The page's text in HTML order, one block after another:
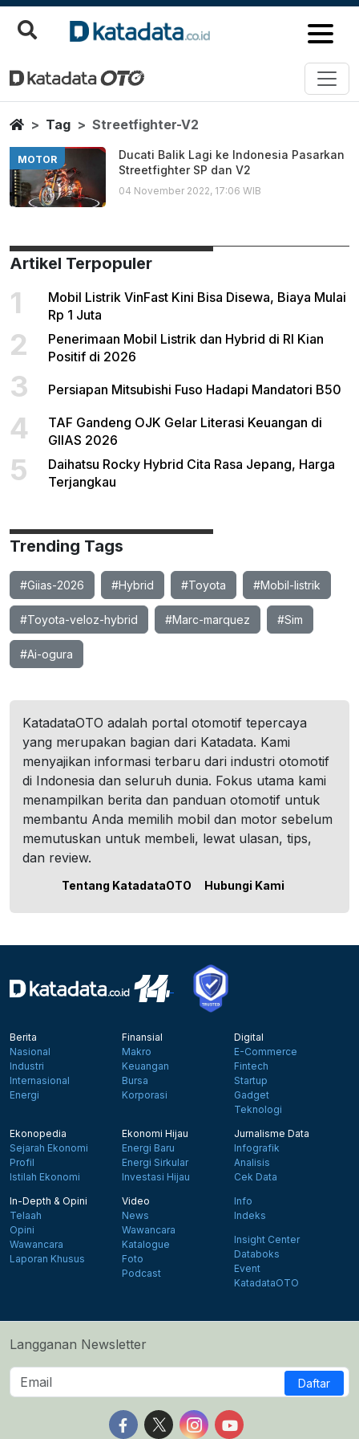
Streetfighter V2
Berita Terbaru
HomeTag Streetfighter-V2
MOTOR
Ducati Balik Lagi ke Indonesia Pasarkan
Streetfighter SP dan V2
04 November 2022, 17:06 WIB
Artikel Terpopuler
1
Mobil Listrik VinFast Kini Bisa Disewa, Biaya Mulai
Rp 1 Juta
2
Penerimaan Mobil Listrik dan Hybrid di RI Kian
Positif di 2026
3 Persiapan Mitsubishi Fuso Hadapi Mandatori B50
4
TAF Gandeng OJK Gelar Literasi Keuangan di
GIIAS 2026
5
Daihatsu Rocky Hybrid Cita Rasa Jepang, Harga
Terjangkau
Trending Tags
#Giias-2026 #Hybrid #Toyota #Mobil-listrik
#Toyota-veloz-hybrid #Marc-marquez #Sim
#Ai-ogura
KatadataOTO adalah portal otomotif tepercaya
yang merupakan bagian dari Katadata. Kami
menyajikan informasi terbaru dari industri otomotif
di Indonesia dan seluruh dunia. Fokus utama kami
menampilkan berita dan panduan otomotif untuk
membantu Anda memilih mobil dan motor sebelum
memutuskan untuk membeli, lewat ulasan, tips,
dan review.
Tentang KatadataOTO Hubungi Kami
Berita
Nasional
Industri
Internasional
Energi
Finansial
Makro
Keuangan
Bursa
Korporasi
Digital
E-Commerce
Fintech
Startup
Gadget
Teknologi
Ekonopedia
Sejarah Ekonomi
Profil
Istilah Ekonomi
Ekonomi Hijau
Energi Baru
Energi Sirkular
Investasi Hijau
Jurnalisme Data
Infografik
Analisis
Cek Data
In-Depth & Opini
Telaah
Opini
Wawancara
Laporan Khusus
Video
News
Wawancara
Katalogue
Foto
Podcast
Info
Indeks
Insight Center
Databoks
Event
KatadataOTO
Langganan Newsletter
Daftar
Follow us on Facebook
Follow us on X
Follow us on Instagram
Follow us on